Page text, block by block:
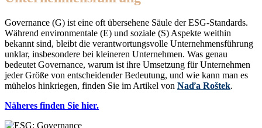
Governance (G) ist eine oft übersehene Säule der ESG-Standards.
Während environmentale (E) und soziale (S) Aspekte weithin
bekannt sind, bleibt die verantwortungsvolle Unternehmensführung
unklar, insbesondere bei kleineren Unternehmen. Was genau
bedeutet Governance, warum ist ihre Umsetzung für Unternehmen
jeder Größe von entscheidender Bedeutung, und wie kann man es
mühelos hinkriegen, finden Sie im Artikel von Naďa Roštek.
Näheres finden Sie hier.